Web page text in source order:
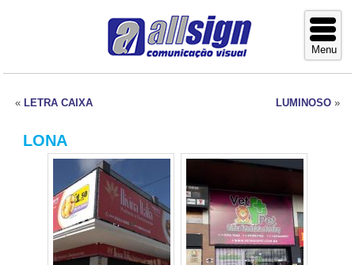
« LETRA CAIXA LUMINOSO»
LONA